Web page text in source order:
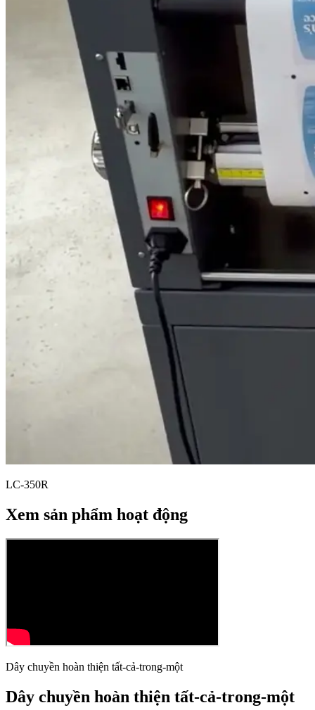
LC-350R
Xem sản phẩm hoạt động
Dây chuyền hoàn thiện tất-cả-trong-một
Dây chuyền hoàn thiện tất-cả-trong-một